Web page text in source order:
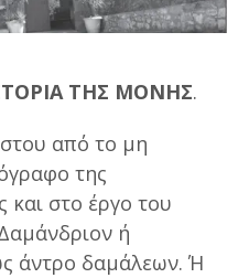
ΤΗΣ ΜΟΝΗΣ.
από το μη
της
στο έργο του
ή
άντρο δαμάλεων. Ή